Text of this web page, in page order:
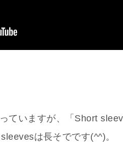
ていますが、「Short
は長そでです(^^)。